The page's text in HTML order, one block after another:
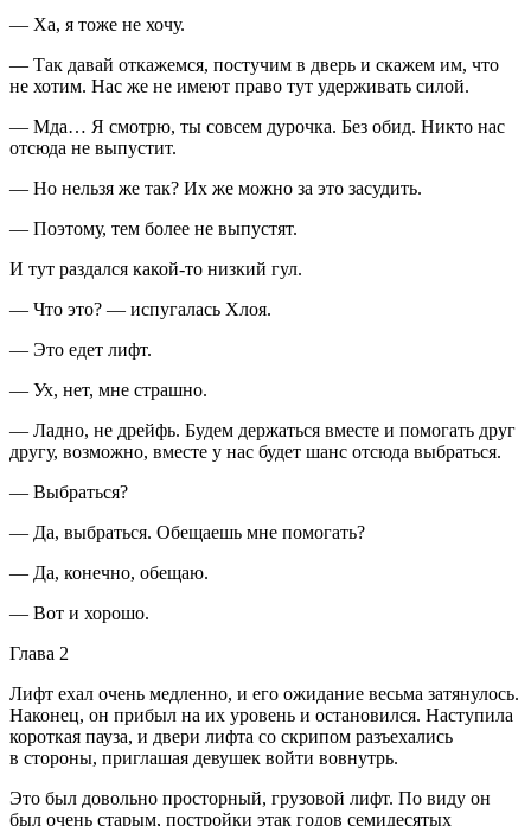
— Ха, я тоже не хочу.
— Так давай откажемся, постучим в дверь и скажем им, что
не хотим. Нас же не имеют право тут удерживать силой.
— Мда… Я смотрю, ты совсем дурочка. Без обид. Никто нас
отсюда не выпустит.
— Но нельзя же так? Их же можно за это засудить.
— Поэтому, тем более не выпустят.
И тут раздался какой-то низкий гул.
— Что это? — испугалась Хлоя.
— Это едет лифт.
— Ух, нет, мне страшно.
— Ладно, не дрейфь. Будем держаться вместе и помогать друг
другу, возможно, вместе у нас будет шанс отсюда выбраться.
— Выбраться?
— Да, выбраться. Обещаешь мне помогать?
— Да, конечно, обещаю.
— Вот и хорошо.
Глава 2
Лифт ехал очень медленно, и его ожидание весьма затянулось.
Наконец, он прибыл на их уровень и остановился. Наступила
короткая пауза, и двери лифта со скрипом разъехались
в стороны, приглашая девушек войти вовнутрь.
Это был довольно просторный, грузовой лифт. По виду он
был очень старым, постройки этак годов семидесятых